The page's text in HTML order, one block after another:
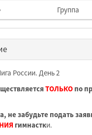
Группа
России. День 2
ТОЛЬКО по
не забудьте подать
гимнастки.